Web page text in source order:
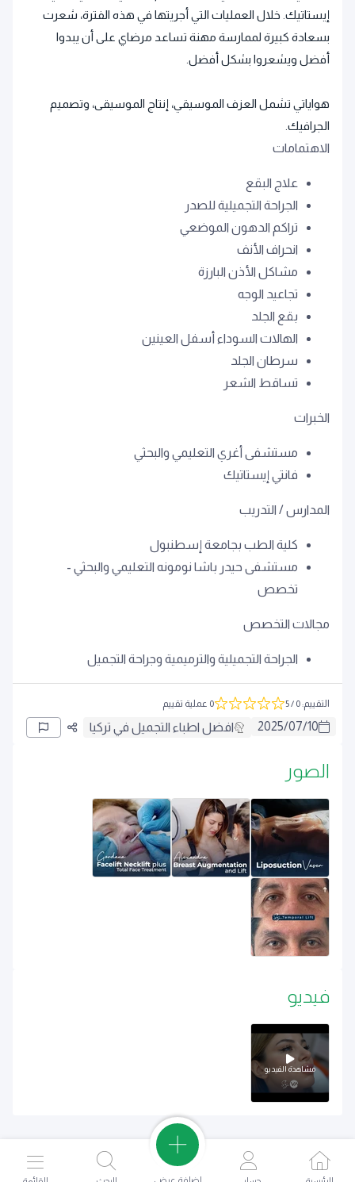
إيستاتيك. خلال العمليات التي أجريتها في هذه الفترة، شعرت
بسعادة كبيرة لممارسة مهنة تساعد مرضاي على أن يبدوا
أفضل ويشعروا بشكل أفضل.
هواياتي تشمل العزف الموسيقي، إنتاج الموسيقى، وتصميم
الجرافيك.
الاهتمامات
علاج البقع
الجراحة التجميلية للصدر
تراكم الدهون الموضعي
انحراف الأنف
مشاكل الأذن البارزة
تجاعيد الوجه
بقع الجلد
الهالات السوداء أسفل العينين
سرطان الجلد
تساقط الشعر
الخبرات
مستشفى أغري التعليمي والبحثي
فانتي إيستاتيك
المدارس / التدريب
كلية الطب بجامعة إسطنبول
مستشفى حيدر باشا نومونه التعليمي والبحثي -
تخصص
مجالات التخصص
الجراحة التجميلية والترميمية وجراحة التجميل
التقييم:
0
/ 5 0 عملية تقييم
2025/07/10 افضل اطباء التجميل في تركيا
الصور
فيديو
مشاهدة الفيديو